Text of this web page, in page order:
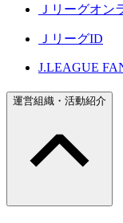
Ｊリーグオン
ＪリーグID
J.LEAGUE
運営組織・活動紹介